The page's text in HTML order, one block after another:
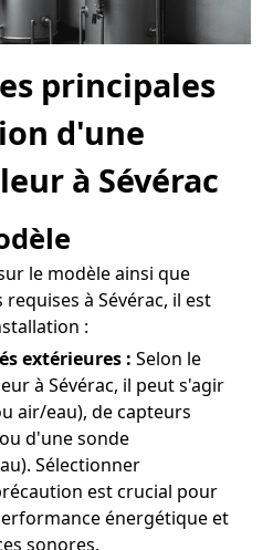
principales
d'une
à Sévérac
le modèle ainsi que
à Sévérac, il est
:
extérieures : Selon le
à Sévérac, il peut s'agir
air/eau), de capteurs
d'une sonde
Sélectionner
est crucial pour
énergétique et
sonores.